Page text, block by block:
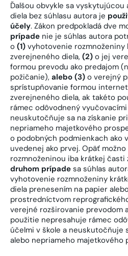
Ďalšou obvykle sa
diela bez súhlasu autora je
účely. Zákon predpokladá dve
prípade nie je súhlas autora
o (1) vyhotovenie rozmnoženiny
zverejneného diela, (2) o jej
formou prevodu ako predajom
požičanie), alebo (3) o verejný
sprístupňovanie formou
zverejneného diela, ak takéto
rámec odôvodnený
neuskutočňuje sa na získanie
nepriameho majetkového
o podobných podmienkach ako
uvedenej ako prvej. Opäť
rozmnoženinou iba krátkej časti
druhom prípade sa súhlas
vyhotovenie rozmnoženiny
diela prenesením na papier
prostredníctvom
verejné rozširovanie prevodom
použitie nepresahuje rámec
účelmi v škole a neuskutočňuje
alebo nepriameho majetkového